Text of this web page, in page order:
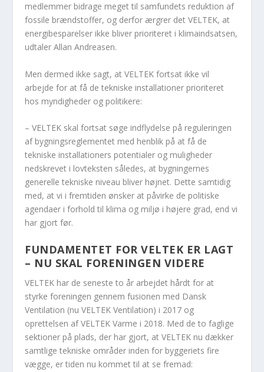
medlemmer bidrage meget til samfundets reduktion af
fossile brændstoffer, og derfor ærgrer det VELTEK, at
energibesparelser ikke bliver prioriteret i klimaindsatsen,
udtaler Allan Andreasen.
Men dermed ikke sagt, at VELTEK fortsat ikke vil
arbejde for at få de tekniske installationer prioriteret
hos myndigheder og politikere:
– VELTEK skal fortsat søge indflydelse på reguleringen
af bygningsreglementet med henblik på at få de
tekniske installationers potentialer og muligheder
nedskrevet i lovteksten således, at bygningernes
generelle tekniske niveau bliver højnet. Dette samtidig
med, at vi i fremtiden ønsker at påvirke de politiske
agendaer i forhold til klima og miljø i højere grad, end vi
har gjort før.
FUNDAMENTET FOR VELTEK ER LAGT
– NU SKAL FORENINGEN VIDERE
VELTEK har de seneste to år arbejdet hårdt for at
styrke foreningen gennem fusionen med Dansk
Ventilation (nu VELTEK Ventilation) i 2017 og
oprettelsen af VELTEK Varme i 2018. Med de to faglige
sektioner på plads, der har gjort, at VELTEK nu dækker
samtlige tekniske områder inden for byggeriets fire
vægge, er tiden nu kommet til at se fremad: